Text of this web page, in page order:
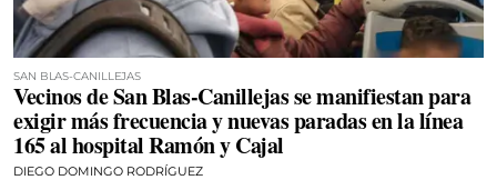
SAN BLAS-CANILLEJAS
Vecinos de San Blas-Canillejas se manifiestan para
exigir más frecuencia y nuevas paradas en la línea
165 al hospital Ramón y Cajal
DIEGO DOMINGO RODRÍGUEZ